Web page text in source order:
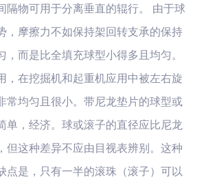
隔物可用于分离垂直的辊行。 由于球
，摩擦力不如保持架回转支承的保持
，而是比全填充球型小得多且均匀。
，在挖掘机和起重机应用中被左右旋
常均匀且很小。带尼龙垫片的球型或
单，经济。球或滚子的直径应比尼龙
但这种差异不应由目视表辨别。这种
点是，只有一半的滚珠（滚子）可以